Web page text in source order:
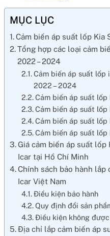
MỤC LỤC
Cảm biến áp suất lốp Kia
Tổng hợp các loại cảm
2022 – 2024
Cảm biến áp suất lốp
2022 – 2024
Cảm biến áp suất
Cảm biến áp suất
Cảm biến áp suất
Cảm biến áp suất
Giá cảm biến áp suất lốp
Icar tại Hồ Chí Minh
Chính sách bảo hành lắp
Icar Việt Nam
Điều kiện bảo hành
Quy định đổi sản
Điều kiện không
Địa chỉ lắp cảm biến áp